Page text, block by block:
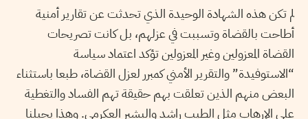
لم تكن هذه الشهادة الوحيدة الذي تحدثت عن تقارير أمنية
أطاحت بالقضاة وتسببت في عزلهم، بل كانت تصريحات
القضاة المعزولين وغير المعزولين تؤكد اعتماد سياسة
“الاستوفيدة” والتقرير الأمني كمبرر لعزل القضاة، طبعا باستثناء
البعض منهم الذين تعلقت بهم حقيقة تهم الفساد والتغطية
على الإرهاب مثل الطيب راشد والبشير العكرمي. وهذا يحيلنا